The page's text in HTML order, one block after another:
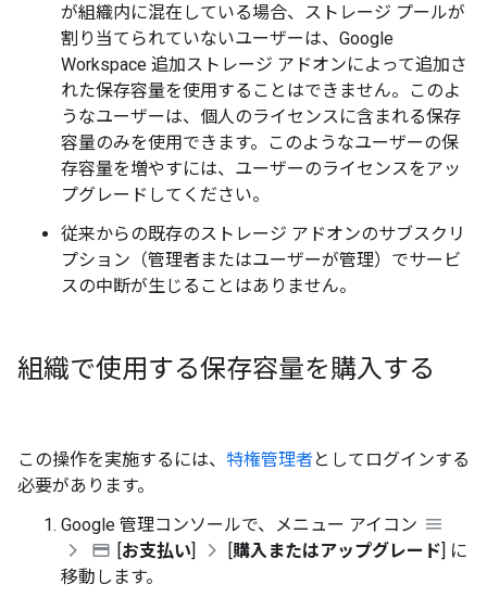
が組織内に混在している場合、ストレージ プールが
割り当てられていないユーザーは、Google
Workspace 追加ストレージ アドオンによって追加さ
れた保存容量を使用することはできません。このよ
うなユーザーは、個人のライセンスに含まれる保存
容量のみを使用できます。このようなユーザーの保
存容量を増やすには、ユーザーのライセンスをアッ
プグレードしてください。
従来からの既存のストレージ アドオンのサブスクリ
プション（管理者またはユーザーが管理）でサービ
スの中断が生じることはありません。
組織で使用する保存容量を購入する
この操作を実施するには、 特権管理者 としてログインする
必要があります。
Google 管理コンソールで、メニュー アイコン
[お支払い] [購入またはアップグレード] に
移動します。